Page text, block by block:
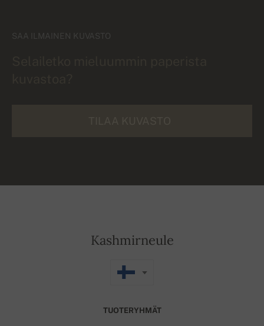
SAA ILMAINEN KUVASTO
Kashmirneule
TUOTERYHMÄT